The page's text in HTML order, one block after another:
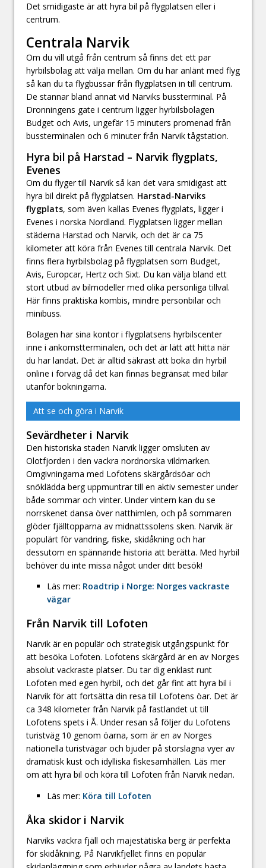
Det smidigaste är att hyra bil på flygplatsen eller i
centrum.
Centrala Narvik
Om du vill utgå från centrum så finns det ett par
hyrbilsbolag att välja mellan. Om du har anlänt med flyg
så kan du ta flygbussar från flygplatsen in till centrum.
De stannar bland annat vid Narviks bussterminal. På
Dronningens gate i centrum ligger hyrbilsbolagen
Budget och Avis, ungefär 15 minuters promenad från
bussterminalen och 6 minuter från Narvik tågstation.
Hyra bil på Harstad – Narvik flygplats,
Evenes
Om du flyger till Narvik så kan det vara smidigast att
hyra bil direkt på flygplatsen. Harstad-Narviks
flygplats, som även kallas Evenes flygplats, ligger i
Evenes i norska Nordland. Flygplatsen ligger mellan
städerna Harstad och Narvik, och det är ca 75
kilometer att köra från Evenes till centrala Narvik. Det
finns flera hyrbilsbolag på flygplatsen som Budget,
Avis, Europcar, Hertz och Sixt. Du kan välja bland ett
stort utbud av bilmodeller med olika personliga tillval.
Här finns praktiska kombis, mindre personbilar och
minibuss.
Bolagen har sina kontor i flygplatsens hyrbilscenter
inne i ankomstterminalen, och det är lätt att hitta när
du har landat. Det är alltid säkrast att boka din hyrbil
online i förväg då det kan finnas begränsat med bilar
utanför bokningarna.
Att se och göra i Narvik
Sevärdheter i Narvik
Den historiska staden Narvik ligger omsluten av
Olotfjorden i den vackra nordnorska vildmarken.
Omgivningarna med Lofotens skärgårdsöar och
snöklädda berg uppmuntrar till en aktiv semester under
både sommar och vinter. Under vintern kan du se
norrskenet dansa över natthimlen, och på sommaren
glöder fjälltopparna av midnattssolens sken. Narvik är
populärt för vandring, fiske, skidåkning och har
dessutom en spännande historia att berätta. Med hyrbil
behöver du inte missa något under ditt besök!
Läs mer: Roadtrip i Norge: Norges vackraste
vägar
Från Narvik till Lofoten
Narvik är en populär och strategisk utgångspunkt för
att besöka Lofoten. Lofotens skärgård är en av Norges
absolut vackraste platser. Du tar dig enklast runt
Lofoten med egen hyrbil, och det går fint att hyra bil i
Narvik för att fortsätta din resa till Lofotens öar. Det är
ca 348 kilometer från Narvik på fastlandet ut till
Lofotens spets i Å. Under resan så följer du Lofotens
turistväg 10 genom öarna, som är en av Norges
nationella turistvägar och bjuder på storslagna vyer av
dramatisk kust och idylliska fiskesamhällen. Läs mer
om att hyra bil och köra till Lofoten från Narvik nedan.
Läs mer: Köra till Lofoten
Åka skidor i Narvik
Narviks vackra fjäll och majestätiska berg är perfekta
för skidåkning. På Narvikfjellet finns en populär